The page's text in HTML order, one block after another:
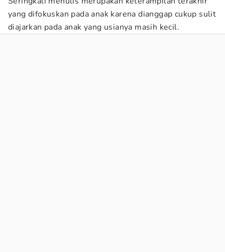
yang difokuskan pada anak karena dianggap cukup sulit
diajarkan pada anak yang usianya masih kecil.